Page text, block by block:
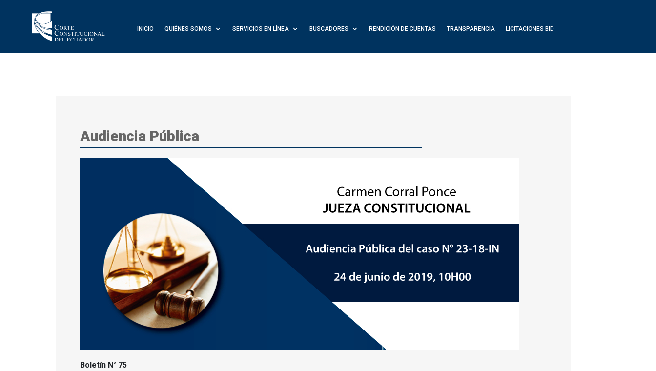
INICIO QUIÉNES SOMOS SERVICIOS EN LÍNEA BUSCADORES RENDICIÓN DE CUENTAS TRANSPARENCIA LICITACIONES BID
Audiencia Pública
Boletín N° 75